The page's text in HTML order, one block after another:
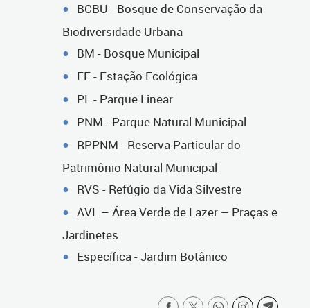
BCBU - Bosque de Conservação da
Biodiversidade Urbana
BM - Bosque Municipal
EE - Estação Ecológica
PL - Parque Linear
PNM - Parque Natural Municipal
RPPNM - Reserva Particular do
Patrimônio Natural Municipal
RVS - Refúgio da Vida Silvestre
AVL – Área Verde de Lazer – Praças e
Jardinetes
Específica - Jardim Botânico